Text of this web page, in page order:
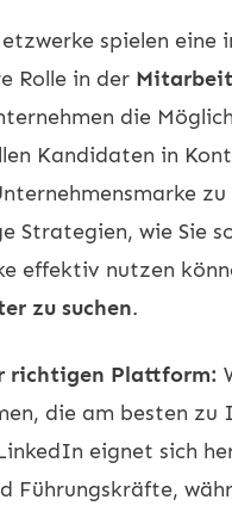
spielen eine
Rolle in der
die
Kandidaten in
Strategien, wie Sie
effektiv nutzen
zu suchen.
richtigen Plattform:
die am besten zu
eignet sich
Führungskräfte,